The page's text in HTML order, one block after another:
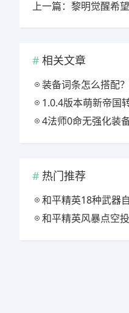
上一篇：黎明觉醒希
相关文章
装备词条怎么搭配
1.0.4版本萌新帝国
4法师0命无强化装
热门推荐
和平精英18种武器
和平精英风暴点空